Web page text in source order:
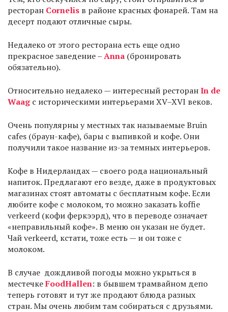
ресторан Cornelis в районе красных фонарей. Там на
десерт подают отличные сыры.
Недалеко от этого ресторана есть еще одно
прекрасное заведение –Anna (бронировать
обязательно).
Относительно недалеко — интересный ресторанIn de
Waagс историческими интерьерами XV–XVI веков.
Очень популярны у местных так называемые Bruin
cafes (браун-кафе), бары с выпивкой и кофе. Они
получили такое название из-за темных интерьеров.
Кофе в Нидерландах — своего рода национальный
напиток. Предлагают его везде, даже в продуктовых
магазинах стоят автоматы с бесплатным кофе. Если
любите кофе с молоком, то можно заказать koffie
verkeerd (кофи феркээрд), что в переводе означает
«неправильный кофе». В меню он указан не будет.
Чай verkeerd, кстати, тоже есть — и он тоже с
молоком.
В случае дождливой погоды можно укрыться в
местечкеFoodHallen: в бывшем трамвайном депо
теперь готовят и тут же продают блюда разных
стран. Мы очень любим там собираться с друзьями.